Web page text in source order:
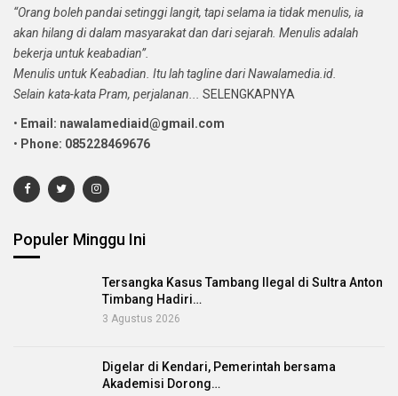
“Orang boleh pandai setinggi langit, tapi selama ia tidak menulis, ia
akan hilang di dalam masyarakat dan dari sejarah. Menulis adalah
bekerja untuk keabadian”.
Menulis untuk Keabadian. Itu lah tagline dari Nawalamedia.id.
Selain kata-kata Pram, perjalanan...
SELENGKAPNYA
• Email: nawalamediaid@gmail.com
• Phone: 085228469676
Populer Minggu Ini
Tersangka Kasus Tambang Ilegal di Sultra Anton
Timbang Hadiri…
3 Agustus 2026
Digelar di Kendari, Pemerintah bersama
Akademisi Dorong…